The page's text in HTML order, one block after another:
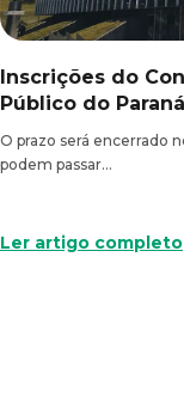
Inscrições do
Público do
O prazo será encerrado
podem passar…
Ler artigo completo